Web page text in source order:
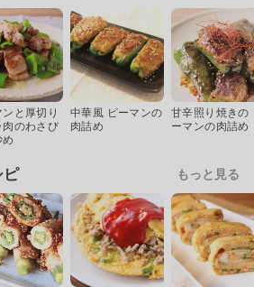
ンと厚切り
肉のわさび
中華風 ピーマンの
肉詰め
甘辛照り焼きの
ーマンの肉詰め
ピ もっと見る